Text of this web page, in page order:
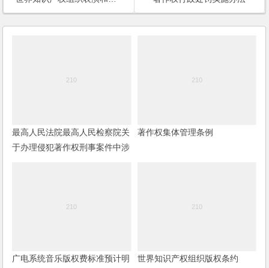
最高人民法院最高人民检察院关
于办理侵犯著作权刑事案件中涉
著作权集体管理条例
广电系统音乐版权费标准预计明
世界知识产权组织版权条约